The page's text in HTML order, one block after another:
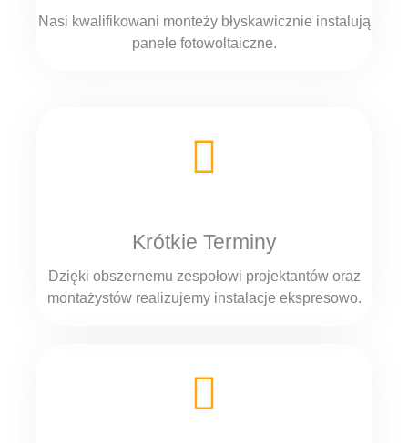
Nasi kwalifikowani monteży błyskawicznie instalują
panele fotowoltaiczne.
Krótkie Terminy
Dzięki obszernemu zespołowi projektantów oraz
montażystów realizujemy instalacje ekspresowo.